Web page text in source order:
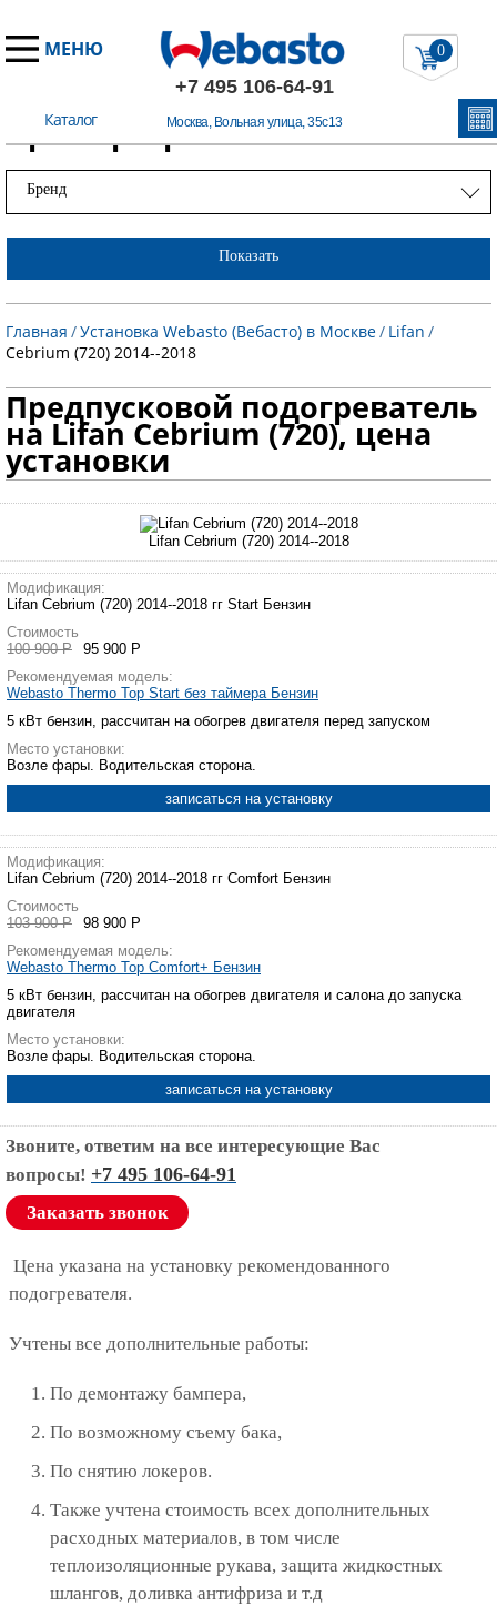
МЕНЮ
+7 495 106-64-91
Москва, Вольная улица, 35с13
Каталог
0
Примеры работ
Бренд
Показать
Главная /Установка Webasto (Вебасто) в Москве/ Lifan /
Cebrium (720) 2014--2018
Предпусковой подогреватель
на Lifan Cebrium (720), цена
установки
Lifan Cebrium (720) 2014--2018
Модификация:
Lifan Cebrium (720) 2014--2018 гг Start Бензин
Стоимость
100 900 Р
95 900 Р
Рекомендуемая модель:
Webasto Thermo Top Start без таймера Бензин
5 кВт бензин, рассчитан на обогрев двигателя перед запуском
Место установки:
Возле фары. Водительская сторона.
записаться на установку
Модификация:
Lifan Cebrium (720) 2014--2018 гг Comfort Бензин
Стоимость
103 900 Р
98 900 Р
Рекомендуемая модель:
Webasto Thermo Top Comfort+ Бензин
5 кВт бензин, рассчитан на обогрев двигателя и салона до запуска
двигателя
Место установки:
Возле фары. Водительская сторона.
записаться на установку
Звоните, ответим на все интересующие Вас
вопросы! +7 495 106-64-91
Заказать звонок
Цена указана на установку рекомендованного
подогревателя.
Учтены все дополнительные работы:
По демонтажу бампера,
По возможному съему бака,
По снятию локеров.
Также учтена стоимость всех дополнительных
расходных материалов, в том числе
теплоизоляционные рукава, защита жидкостных
шлангов, доливка антифриза и т.д